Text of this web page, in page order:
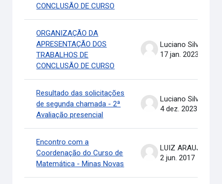
CONCLUSÃO DE CURSO
ORGANIZAÇÃO DA
APRESENTAÇÃO DOS
TRABALHOS DE
CONCLUSÃO DE CURSO
Luciano Silva
17 jan. 2023
Resultado das solicitações
de segunda chamada - 2ª
Avaliação presencial
Luciano Silva
4 dez. 2023
Encontro com a
Coordenação do Curso de
Matemática - Minas Novas
LUIZ ARAUJO .
2 jun. 2017